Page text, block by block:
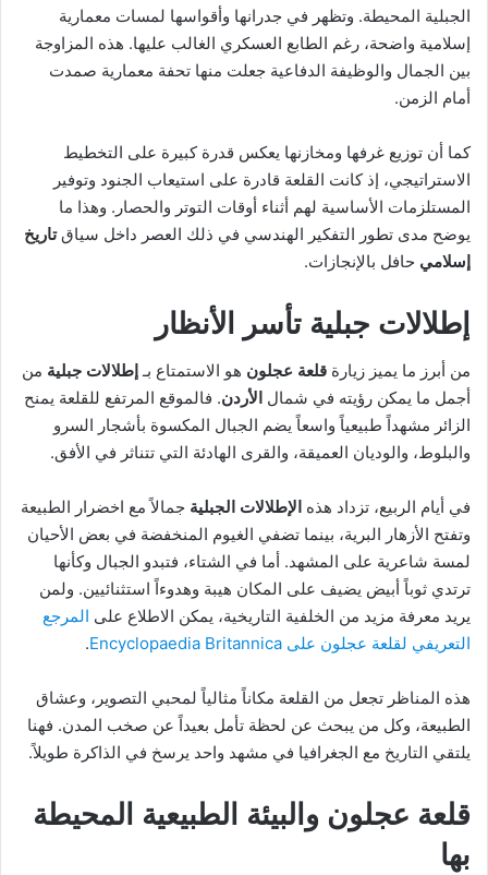
الجبلية المحيطة. وتظهر في جدرانها وأقواسها لمسات معمارية
إسلامية واضحة، رغم الطابع العسكري الغالب عليها. هذه المزاوجة
بين الجمال والوظيفة الدفاعية جعلت منها تحفة معمارية صمدت
أمام الزمن.
كما أن توزيع غرفها ومخازنها يعكس قدرة كبيرة على التخطيط
الاستراتيجي، إذ كانت القلعة قادرة على استيعاب الجنود وتوفير
المستلزمات الأساسية لهم أثناء أوقات التوتر والحصار. وهذا ما
يوضح مدى تطور التفكير الهندسي في ذلك العصر داخل سياقتاريخ
إسلامي حافل بالإنجازات.
إطلالات جبلية تأسر الأنظار
من أبرز ما يميز زيارة قلعة عجلون هو الاستمتاع بـإطلالات جبلية من
أجمل ما يمكن رؤيته في شمال الأردن. فالموقع المرتفع للقلعة يمنح
الزائر مشهداً طبيعياً واسعاً يضم الجبال المكسوة بأشجار السرو
والبلوط، والوديان العميقة، والقرى الهادئة التي تتناثر في الأفق.
في أيام الربيع، تزداد هذه الإطلالات الجبلية جمالاً مع اخضرار الطبيعة
وتفتح الأزهار البرية، بينما تضفي الغيوم المنخفضة في بعض الأحيان
لمسة شاعرية على المشهد. أما في الشتاء، فتبدو الجبال وكأنها
ترتدي ثوباً أبيض يضيف على المكان هيبة وهدوءاً استثنائيين. ولمن
يريد معرفة مزيد من الخلفية التاريخية، يمكن الاطلاع على المرجع
التعريفي لقلعة عجلون على Encyclopaedia Britannica
.
هذه المناظر تجعل من القلعة مكاناً مثالياً لمحبي التصوير، وعشاق
الطبيعة، وكل من يبحث عن لحظة تأمل بعيداً عن صخب المدن. فهنا
يلتقي التاريخ مع الجغرافيا في مشهد واحد يرسخ في الذاكرة طويلاً.
قلعة عجلون والبيئة الطبيعية المحيطة
بها